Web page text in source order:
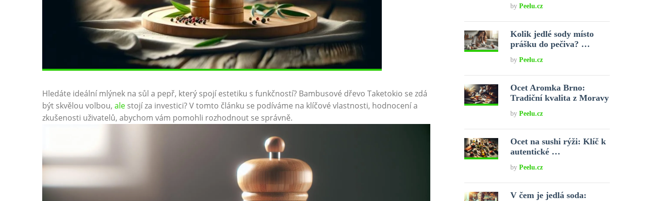
Hledáte ideální mlýnek ‌na sůl ​a ⁣pepř,⁣ který⁢ spojí estetiku ​s ⁤funkčností? Bambusové dřevo Taketokio se zdá
být skvělou volbou,⁣ ale stojí za investici?⁣ V tomto ‌článku ⁤se‌ podíváme na klíčové vlastnosti,⁤ hodnocení a
zkušenosti uživatelů, abychom vám pomohli ‌rozhodnout se správně.
byPeelu.cz
Kolik jedlé sody místo
prášku do pečiva? …
byPeelu.cz
Ocet Aromka Brno:
Tradiční kvalita z Moravy
byPeelu.cz
Ocet na sushi rýži: Klíč k
autentické …
byPeelu.cz
V čem je jedlá soda: